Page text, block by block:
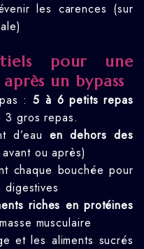
les carences (sur
pour une
un bypass
:5 à 6 petits repas
3 gros repas.
d’eauen dehors des
ou après)
chaque bouchée pour
digestives
riches en protéines
musculaire
et les aliments sucrés